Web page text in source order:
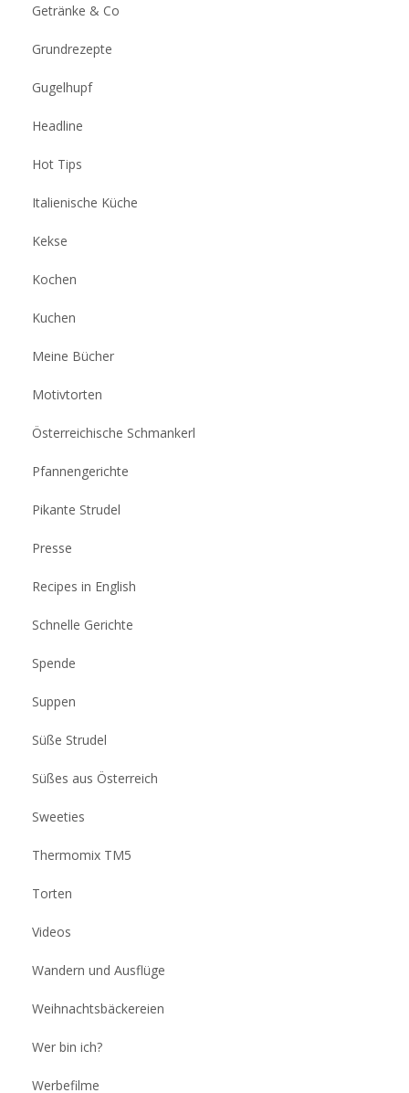
Getränke & Co
Grundrezepte
Gugelhupf
Headline
Hot Tips
Italienische Küche
Kekse
Kochen
Kuchen
Meine Bücher
Motivtorten
Österreichische Schmankerl
Pfannengerichte
Pikante Strudel
Presse
Recipes in English
Schnelle Gerichte
Spende
Suppen
Süße Strudel
Süßes aus Österreich
Sweeties
Thermomix TM5
Torten
Videos
Wandern und Ausflüge
Weihnachtsbäckereien
Wer bin ich?
Werbefilme